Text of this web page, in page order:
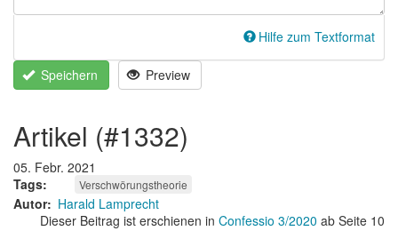
Hilfe zum Textformat
Speichern Preview
artikel (#1332)
05. Febr. 2021
Tags
Verschwörungstheorie
Autor
Harald Lamprecht
Dieser Beitrag ist erschienen in Confessio 3/2020 ab Seite 10